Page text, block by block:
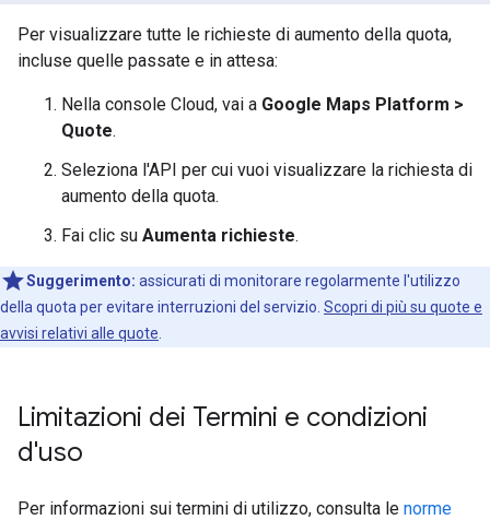
Per visualizzare tutte le richieste di aumento della quota,
incluse quelle passate e in attesa:
Nella console Cloud, vai a Google Maps Platform >
Quote.
Seleziona l'API per cui vuoi visualizzare la richiesta di
aumento della quota.
Fai clic su Aumenta richieste.
Suggerimento: assicurati di monitorare regolarmente l'utilizzo
della quota per evitare interruzioni del servizio. Scopri di più su quote e
avvisi relativi alle quote
Limitazioni dei Termini e condizioni
d'uso
Per informazioni sui termini di utilizzo, consulta le norme